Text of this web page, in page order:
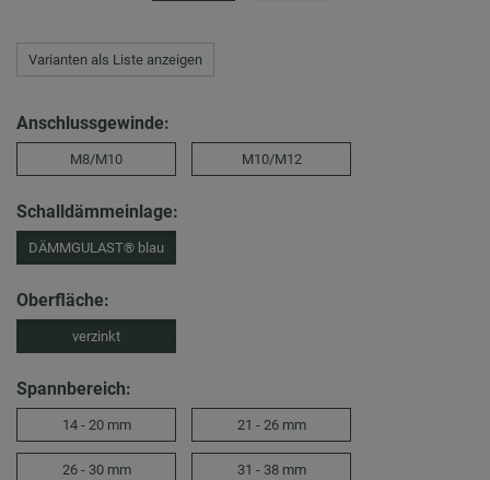
Varianten als Liste anzeigen
Anschlussgewinde:
M8/M10 M10/M12
Schalldämmeinlage:
DÄMMGULAST® blau
Oberfläche:
verzinkt
Spannbereich:
14 - 20 mm 21 - 26 mm
26 - 30 mm 31 - 38 mm